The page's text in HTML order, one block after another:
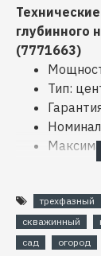
глубинного
(7771663)
Тип:
трехфазный
скважинный
сад
огород